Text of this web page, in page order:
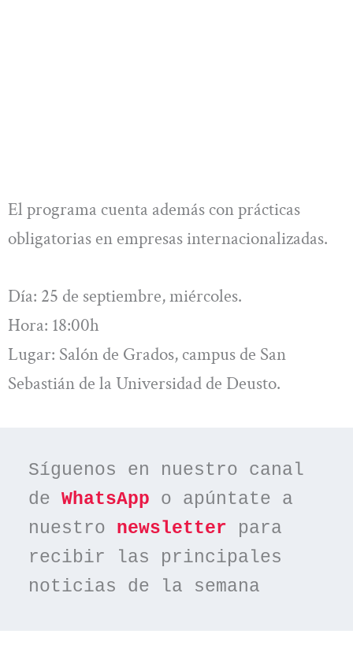
El programa cuenta además con prácticas
obligatorias en empresas internacionalizadas.
Día: 25 de septiembre, miércoles.
Hora: 18:00h
Lugar: Salón de Grados, campus de San
Sebastián de la Universidad de Deusto.
Síguenos en nuestro canal
de WhatsApp o apúntate a
nuestro newsletter para
recibir las principales
noticias de la semana